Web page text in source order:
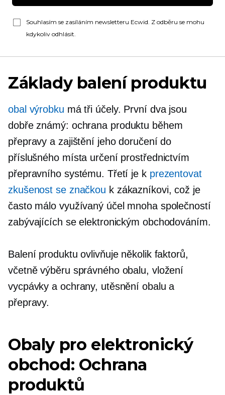
Souhlasím se zasíláním newsletteru Ecwid. Z odběru se mohu
kdykoliv odhlásit.
Základy balení produktu
obal výrobku má tři účely. První dva jsou
dobře známý: ochrana produktu během
přepravy a zajištění jeho doručení do
příslušného místa určení prostřednictvím
přepravního systému. Třetí je k prezentovat
zkušenost se značkou k zákazníkovi, což je
často málo využívaný účel mnoha společností
zabývajících se elektronickým obchodováním.
Balení produktu ovlivňuje několik faktorů,
včetně výběru správného obalu, vložení
vycpávky a ochrany, utěsnění obalu a
přepravy.
Obaly pro elektronický
obchod: Ochrana
produktů